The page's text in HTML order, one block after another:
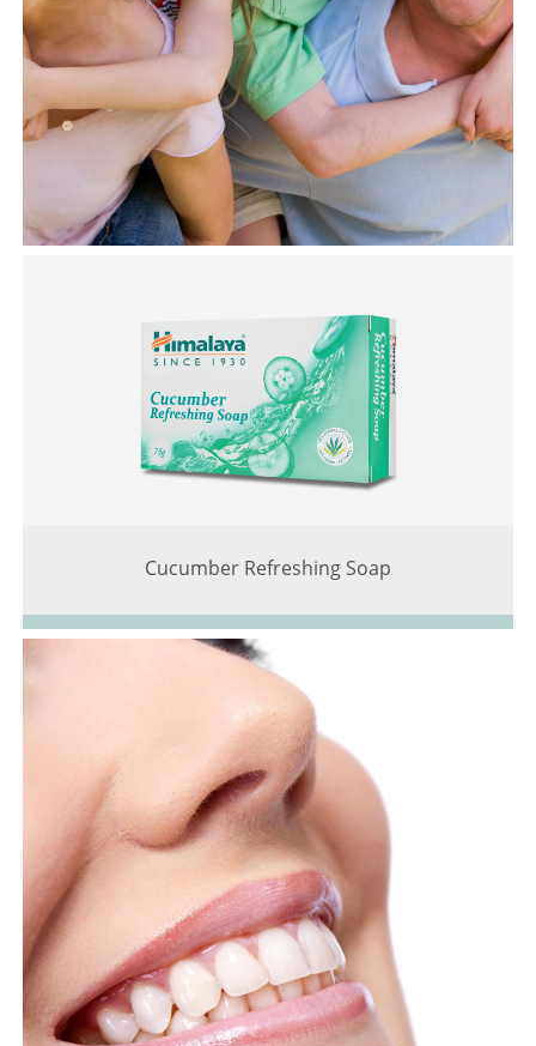
Cucumber Refreshing Soap